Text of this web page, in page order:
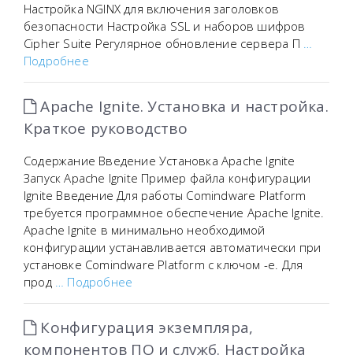
Настройка NGINX для включения заголовков
безопасности Настройка SSL и наборов шифров
Cipher Suite Регулярное обновление сервера П …
Подробнее
Apache Ignite. Установка и настройка.
Краткое руководство
Содержание Введение Установка Apache Ignite
Запуск Apache Ignite Пример файла конфигурации
Ignite Введение Для работы Comindware Platform
требуется программное обеспечение Apache Ignite.
Apache Ignite в минимально необходимой
конфигурации устанавливается автоматически при
установке Comindware Platform с ключом -e. Для
прод … Подробнее
Конфигурация экземпляра,
компонентов ПО и служб. Настройка